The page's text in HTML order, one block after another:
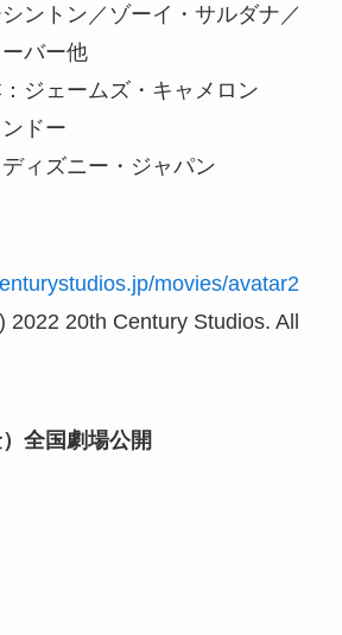
ントン／ゾーイ・サルダナ／
バー他
ジェームズ・キャメロン
ドー
ィズニー・ジャパン
movies/avatar2
2022 20th Century Studios. All
全国劇場公開